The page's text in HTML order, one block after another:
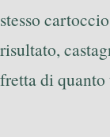
stesso
risultato,
fretta di quanto